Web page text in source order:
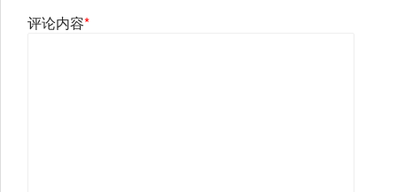
评论内容*